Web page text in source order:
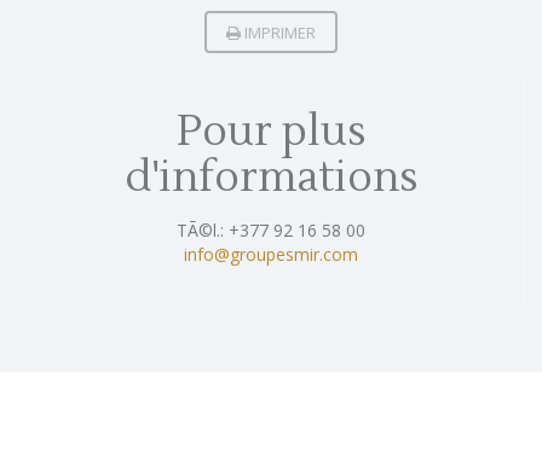
IMPRIMER
Pour plus
d'informations
TÃ©l.: +377 92 16 58 00
info@groupesmir.com